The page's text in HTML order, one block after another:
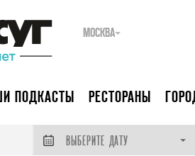
МОСКВА
ПОДКАСТЫ РЕСТОРАНЫ
ВЫБЕРИТЕ ДАТУ